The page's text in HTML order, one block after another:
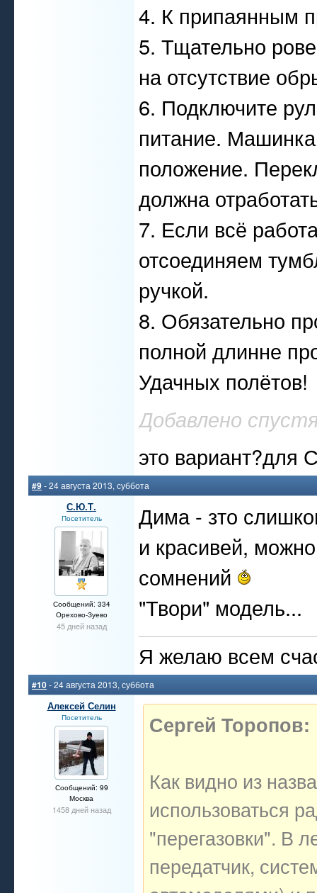
4. К припаянным
5. Тщательно
на отсутствие
6. Подключите
питание.
положение.
должна
7. Если всё
отсоединяем
ручкой.
8. Обязательно
полной длинне
Удачных полётов!
Добавлено
это вариант?для
#9- 24 августа 2013, суббота
С.Ю.Т.
Посетитель
Сообщений: 334
Орехово-Зуево
45 дней назад
Дима - зто
и красивей,
сомнений
"Твори" модель...
Я желаю всем
#10- 24 августа 2013, суббота
Алексей Селин
Посетитель
Сообщений: 99
Москва
1458 дней назад
Сергей Торопов:
Как видно из
использоваться
"перегазовки". В
передатчик,